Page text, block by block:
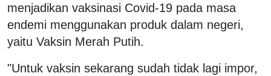
menjadikan vaksinasi Covid-19 pada masa
endemi menggunakan produk dalam negeri,
yaitu Vaksin Merah Putih.
"Untuk vaksin sekarang sudah tidak lagi impor,